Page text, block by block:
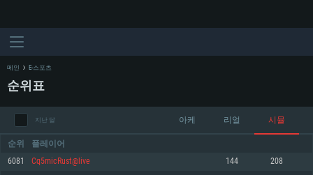
메인 E-스포츠
순위표
지난 달 아케 리얼 시뮬
순위 플레이어
6081 Cq5micRust@live 144 208